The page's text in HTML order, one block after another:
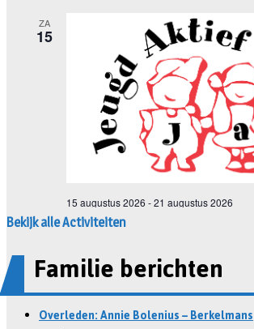
Bekijk alle Activiteiten
Familie berichten
Overleden: Annie Bolenius – Berkelmans